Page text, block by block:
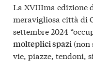
La XVIIIma edizione
meravigliosa città di
settembre 2024
molteplici spazi (non
vie, piazze, tendoni,